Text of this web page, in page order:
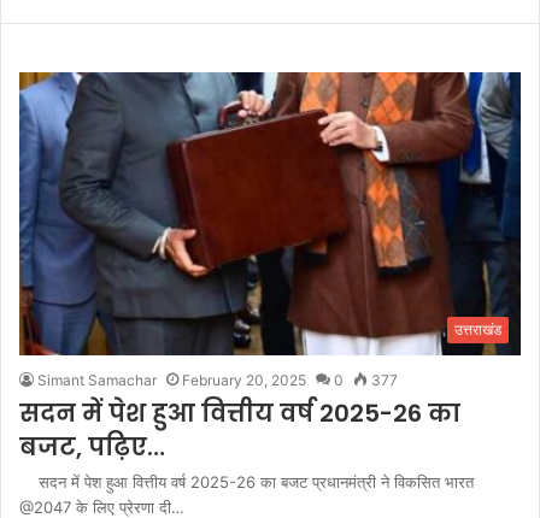
उत्तराखंड
Simant Samachar February 20, 2025 0 377
सदन में पेश हुआ वित्तीय वर्ष 2025-26 का
बजट, पढ़िए…
सदन में पेश हुआ वित्तीय वर्ष 2025-26 का बजट प्रधानमंत्री ने विकसित भारत
@2047 के लिए प्रेरणा दी…